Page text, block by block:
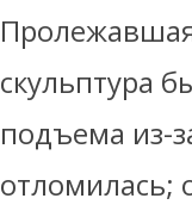
скульптура
подъема из-
отломилась;